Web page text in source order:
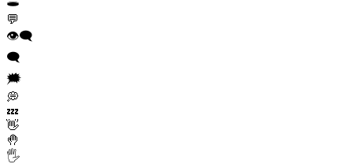
💬
👁️‍🗨️
🗨️
🗯️
💭
💤
👋
🤚
🖐️